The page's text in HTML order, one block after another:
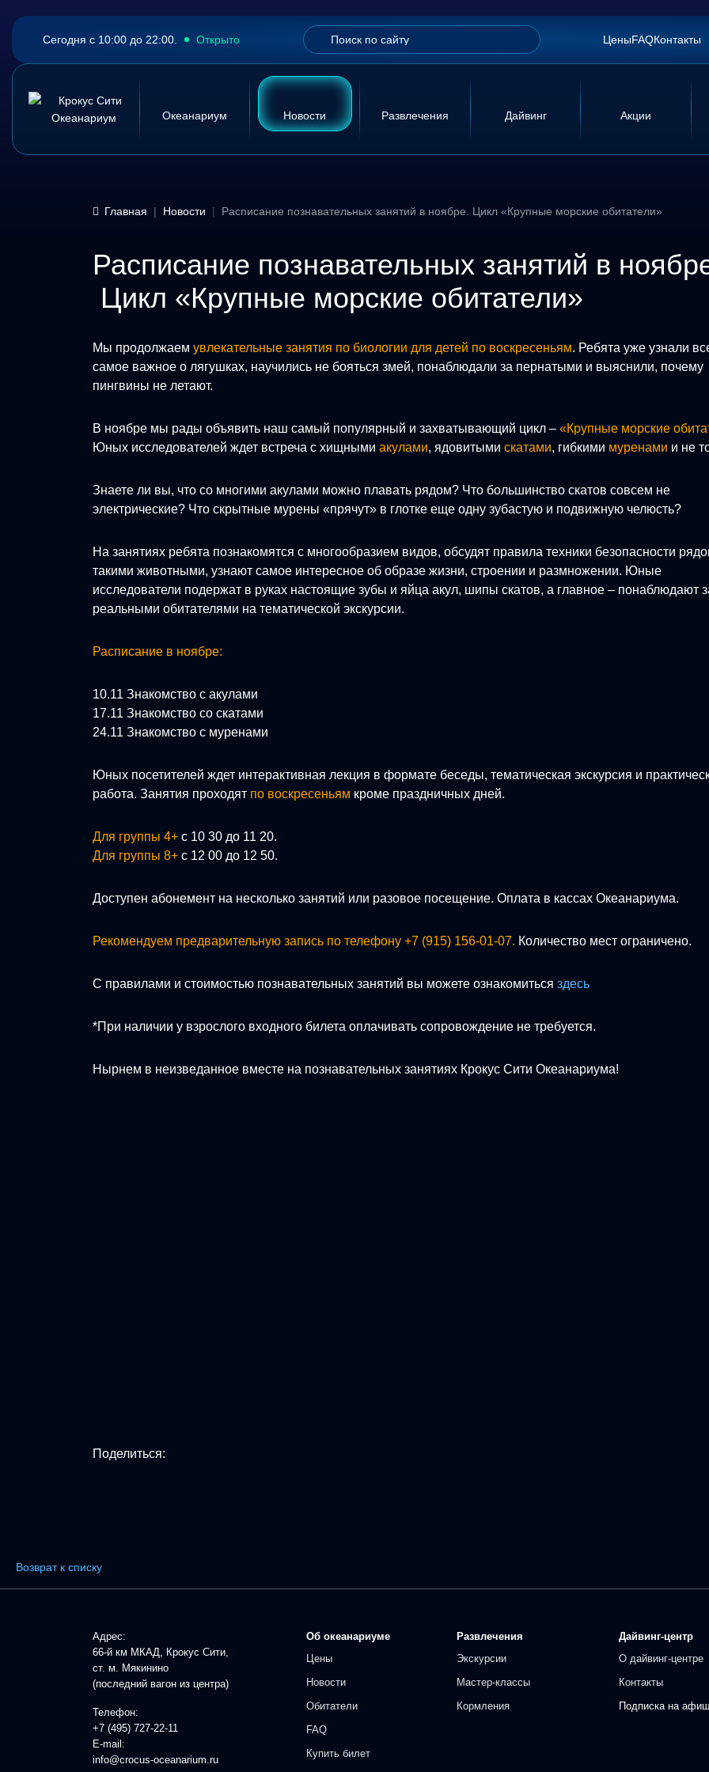
Сегодня с 10:00 до 22:00. Открыто ЦеныFAQКонтакты
Океанариум Новости Развлечения Дайвинг Акции
Главная Новости Расписание познавательных занятий в ноябре. Цикл «Крупные морские обитатели»
Расписание познавательных занятий в
Цикл «Крупные морские обитатели»
Мы продолжаем увлекательные занятия по биологии для детей по воскресеньям. Ребята уже узнали
самое важное о лягушках, научились не бояться змей, понаблюдали за пернатыми и выяснили, почему
пингвины не летают.
В ноябре мы рады объявить наш самый популярный и захватывающий цикл – «Крупные морские
Юных исследователей ждет встреча с хищными акулами, ядовитыми скатами, гибкими муренами и не
Знаете ли вы, что со многими акулами можно плавать рядом? Что большинство скатов совсем не
электрические? Что скрытные мурены «прячут» в глотке еще одну зубастую и подвижную челюсть?
На занятиях ребята познакомятся с многообразием видов, обсудят правила техники безопасности
такими животными, узнают самое интересное об образе жизни, строении и размножении. Юные
исследователи подержат в руках настоящие зубы и яйца акул, шипы скатов, а главное – понаблюдают
реальными обитателями на тематической экскурсии.
Расписание в ноябре:
10.11 Знакомство с акулами
17.11 Знакомство со скатами
24.11 Знакомство с муренами
Юных посетителей ждет интерактивная лекция в формате беседы, тематическая экскурсия и
работа. Занятия проходят по воскресеньям кроме праздничных дней.
Для группы 4+ с 10 30 до 11 20.
Для группы 8+ с 12 00 до 12 50.
Доступен абонемент на несколько занятий или разовое посещение. Оплата в кассах Океанариума.
Рекомендуем предварительную запись по телефону +7 (915) 156-01-07. Количество мест ограничено.
С правилами и стоимостью познавательных занятий вы можете ознакомиться здесь
*При наличии у взрослого входного билета оплачивать сопровождение не требуется.
Нырнем в неизведанное вместе на познавательных занятиях Крокус Сити Океанариума!
Поделиться:
Возврат к списку
Адрес:
66-й км МКАД, Крокус Сити,
ст. м. Мякинино
(последний вагон из центра)
Телефон:
+7 (495) 727-22-11
E-mail:
info@crocus-oceanarium.ru
Об океанариуме
Цены
Новости
Обитатели
FAQ
Купить билет
Развлечения
Экскурсии
Мастер-классы
Кормления
Дайвинг-центр
О дайвинг-центре
Контакты
Подписка на